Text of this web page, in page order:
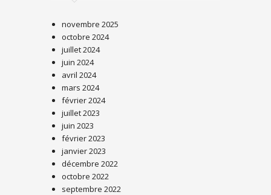
novembre 2025
octobre 2024
juillet 2024
juin 2024
avril 2024
mars 2024
février 2024
juillet 2023
juin 2023
février 2023
janvier 2023
décembre 2022
octobre 2022
septembre 2022